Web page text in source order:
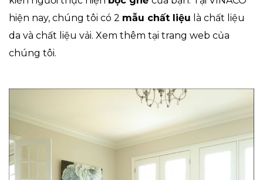
hiện nay, chúng tôi có 2 mẫu chất liệu là chất liệu
da và chất liệu vải. Xem thêm tại trang web của
chúng tôi.